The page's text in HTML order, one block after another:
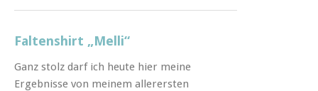
Faltenshirt „Melli“
Ganz stolz darf ich heute hier meine
Ergebnisse von meinem allerersten